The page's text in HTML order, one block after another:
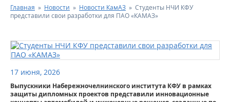
СЕРВИС И ГАРАНТИЙНЫЕ ОБЯЗАТЕЛЬСТВА
РЕМОНТ ДВИГАТЕЛЕЙ КАМАЗ
ФИНАНСОВЫЙ СЕРВИС
Главная » Новости » Новости КамАЗ » Студенты НЧИ КФУ
представили свои разработки для ПАО «КАМАЗ»
17 июня, 2026
Выпускники Набережночелнинского института КФУ в рамках
защиты дипломных проектов представили инновационные